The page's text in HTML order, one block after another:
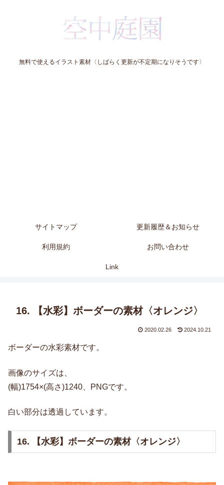
無料で使えるイラスト素材〈しばらく更新が不定期になりそうです〉
サイトマップ 更新履歴＆お知らせ
利用規約 お問い合わせ
Link
16. 【水彩】ボーダーの素材〈オレンジ〉
2020.02.26 2024.10.21
ボーダーの水彩素材です。
画像のサイズは、
(幅)1754×(高さ)1240、PNGです。
白い部分は透過しています。
16. 【水彩】ボーダーの素材〈オレンジ〉